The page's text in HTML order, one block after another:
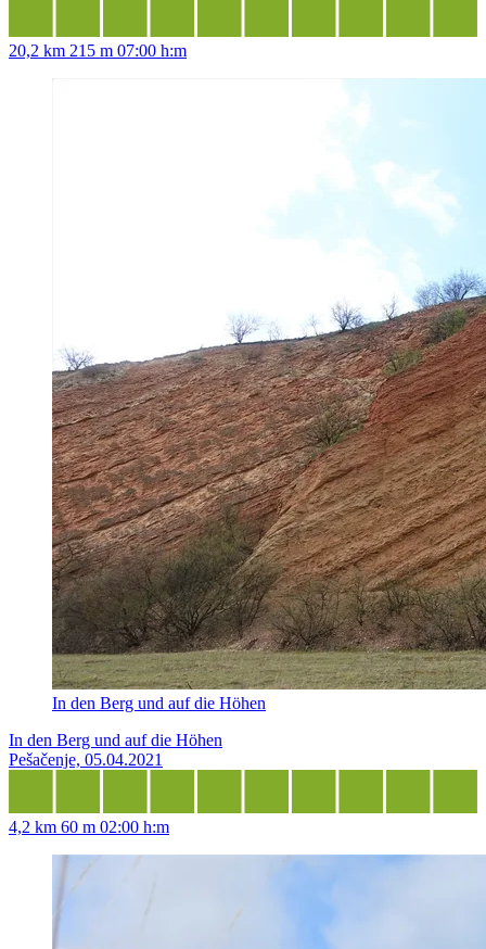
20,2 km 215 m 07:00 h:m
In den Berg und auf die Höhen
In den Berg und auf die Höhen
Pešačenje, 05.04.2021
4,2 km 60 m 02:00 h:m